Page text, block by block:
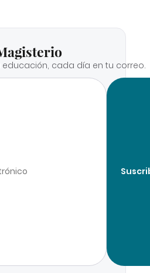
educación, cada día en tu correo.